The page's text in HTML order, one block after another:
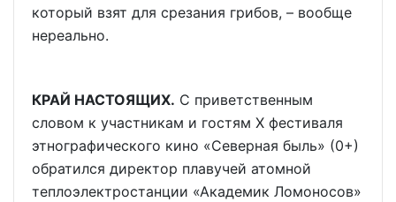
который взят для срезания грибов, – вообще
нереально.
КРАЙ НАСТОЯЩИХ. С приветственным
словом к участникам и гостям X фестиваля
этнографического кино «Северная быль» (0+)
обратился директор плавучей атомной
теплоэлектростанции «Академик Ломоносов»